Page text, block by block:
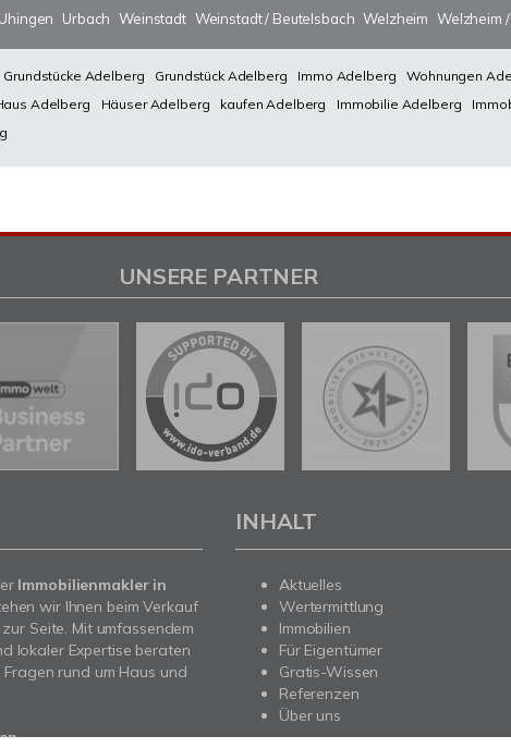
Uhingen Urbach Weinstadt Weinstadt / Beutelsbach Welzheim Welzheim
Grundstücke Adelberg Grundstück Adelberg Immo Adelberg Wohnungen
Adelberg Häuser Adelberg kaufen Adelberg Immobilie Adelberg
UNSERE PARTNER
Immobilienmakler in
wir Ihnen beim Verkauf
zur Seite. Mit umfassendem
lokaler Expertise beraten
rund um Haus und
INHALT
Aktuelles
Wertermittlung
Immobilien
Für Eigentümer
Gratis-Wissen
Referenzen
Über uns